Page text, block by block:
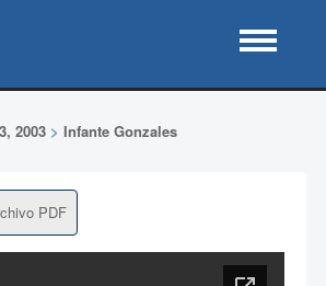
2003> Infante Gonzales
PDF